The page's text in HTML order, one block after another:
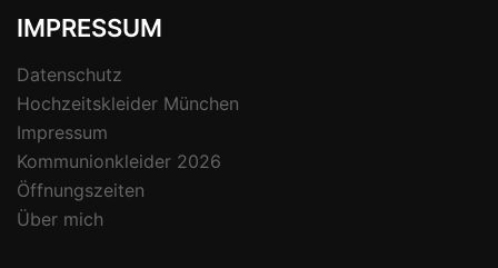
IMPRESSUM
Datenschutz
Hochzeitskleider München
Impressum
Kommunionkleider 2026
Öffnungszeiten
Über mich